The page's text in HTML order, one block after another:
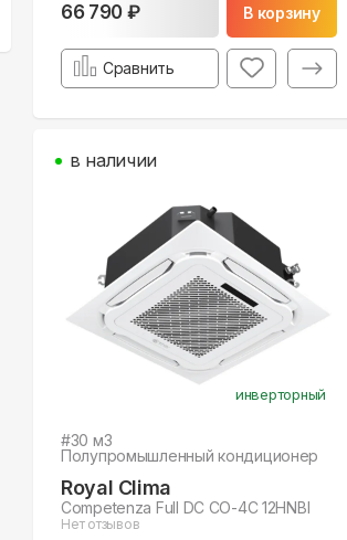
66 790 ₽ В корзину
Сравнить
инверторный
#30 м3
Полупромышленный кондиционер
Royal Clima
Competenza Full DC CO-4C 12HNBI
Нет отзывов
в наличии